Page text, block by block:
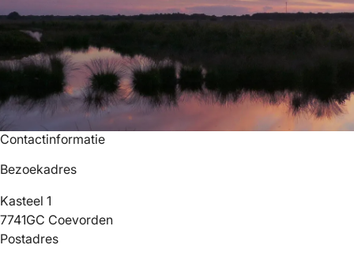
Contactinformatie
Bezoekadres
Kasteel 1
7741GC Coevorden
Postadres